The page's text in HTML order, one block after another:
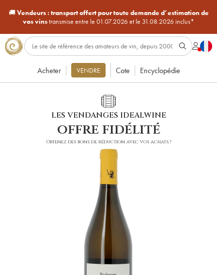
🚚Vendeurs : transport offert pour toute demande d’estimation de
vos vinstransmise entre le 01.07.2026 et le 31.08.2026 inclus*
Acheter VENDRE Cote Encyclopédie
LES VENDANGES IDEALWINE
offre fidélité
Obtenez des bons de réduction avec vos achats !